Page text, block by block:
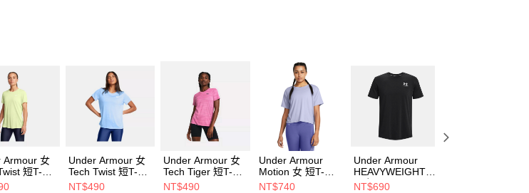
結果請求用戶進行身份認證。
５．嚴禁一人註冊多個帳號或使用他人資訊註冊。若發現惡意使用之情
形，恩沛科技股份有限公司將有權停止該用戶之使用額度並採取法律行
Armour 女
短T-
Under Armour 女
Tech Twist 短T-
Shirt 1384230-
NT$490
Under Armour 女
Tech Tiger 短T-
Shirt 1384222-
NT$490
Under Armour
Motion 女 短T-
Shirt 1379178-
NT$740
Under Armour
HEAVYWEIGHT
男 短T-Shirt
NT$690